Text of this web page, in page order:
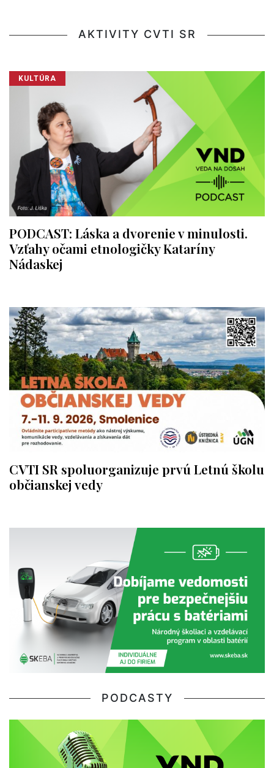
AKTIVITY CVTI SR
KULTÚRA
PODCAST: Láska a dvorenie v minulosti.
Vzťahy očami etnologičky Kataríny
Nádaskej
CVTI SR spoluorganizuje prvú Letnú školu
občianskej vedy
PODCASTY